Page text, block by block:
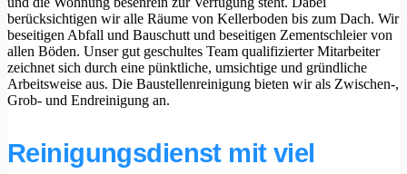
berücksichtigen wir alle Räume von Kellerboden bis zum Dach. Wir
beseitigen Abfall und Bauschutt und beseitigen Zementschleier von
allen Böden. Unser gut geschultes Team qualifizierter Mitarbeiter
zeichnet sich durch eine pünktliche, umsichtige und gründliche
Arbeitsweise aus. Die Baustellenreinigung bieten wir als Zwischen-,
Grob- und Endreinigung an.
Reinigungsdienst mit viel